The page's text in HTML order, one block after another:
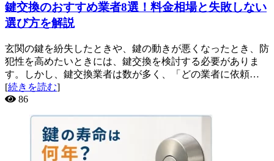
鍵交換のおすすめ業者8選！料金相場と失敗しない
選び方を解説
玄関の鍵を紛失したときや、鍵の動きが悪くなったとき、防
犯性を高めたいときには、鍵交換を検討する必要がありま
す。しかし、鍵交換業者は数が多く、「どの業者に依頼…
[続きを読む]
86